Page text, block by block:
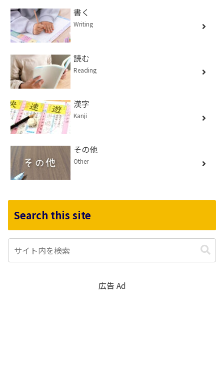
書く
Writing
読む
Reading
漢字
Kanji
その他
Other
Search this site
広告 Ad